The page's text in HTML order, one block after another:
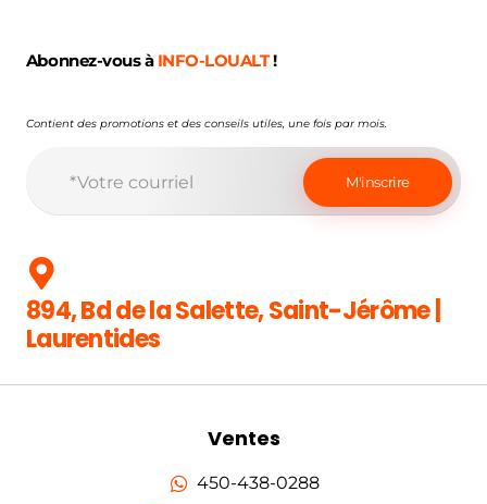
Abonnez-vous à INFO-LOUALT!
Contient des promotions et des conseils utiles, une fois par mois.
894, Bd de la Salette, Saint-Jérôme |
Laurentides
Ventes
450-438-0288